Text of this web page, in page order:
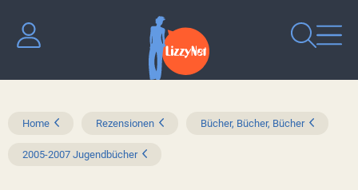
Home Rezensionen Bücher, Bücher, Bücher
2005-2007 Jugendbücher